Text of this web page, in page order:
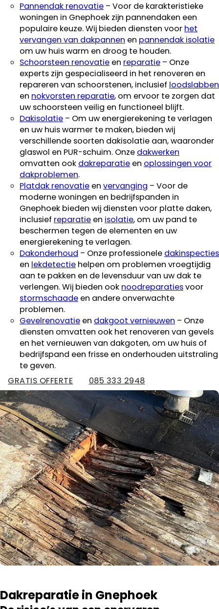
Pannendak renovatie – Voor de karakteristieke
woningen in Gnephoek zijn pannendaken een
populaire keuze. Wij bieden diensten voor het
vervangen van dakpannen en pannendak isolatie
om uw huis warm en droog te houden.
Schoorsteen renovatie en reparatie – Onze
experts zijn gespecialiseerd in het renoveren en
repareren van schoorstenen, inclusief loodslabben
en nokvorsten reparatie, om ervoor te zorgen dat
uw schoorsteen veilig en functioneel blijft.
Dakisolatie – Om uw energierekening te verlagen
en uw huis warmer te maken, bieden wij
verschillende soorten dakisolatie aan, waaronder
glaswol en PUR-schuim. Onze dakwerken
omvatten ook dakreparatie en oplossingen voor
dakproblemen.
Platdak renovatie en vervanging – Voor de
moderne woningen en bedrijfspanden in
Gnephoek bieden wij diensten voor platte daken,
inclusief reparatie en isolatie, om uw pand te
beschermen tegen de elementen en uw
energierekening te verlagen.
Dakonderhoud – Onze professionele dakinspecties
en lekdetectie helpen om problemen vroegtijdig
aan te pakken en de levensduur van uw dak te
verlengen. Wij bieden ook noodreparatiesvoor
stormschaade en andere onverwachte
problemen.
Gevelrenovatie en dakgoot vernieuwen – Onze
diensten omvatten ook het renoveren van gevels
en het vernieuwen van dakgoten, om uw huis of
bedrijfspand een frisse en onderhouden uitstraling
te geven.
GRATIS OFFERTE
085 333 2948
Dakreparatie in Gnephoek